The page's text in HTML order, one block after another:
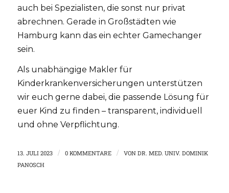
auch bei Spezialisten, die sonst nur privat
abrechnen. Gerade in Großstädten wie
Hamburg kann das ein echter Gamechanger
sein.
Als unabhängige Makler für
Kinderkrankenversicherungen unterstützen
wir euch gerne dabei, die passende Lösung für
euer Kind zu finden – transparent, individuell
und ohne Verpflichtung.
13. JULI 2023 / 0 KOMMENTARE / VON DR. MED. UNIV. DOMINIK
PANOSCH